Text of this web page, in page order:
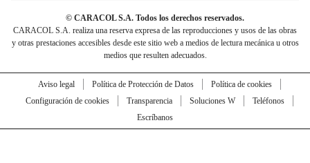
© CARACOL S.A. Todos los derechos reservados.
CARACOL S.A. realiza una reserva expresa de las reproducciones y usos de las obras
y otras prestaciones accesibles desde este sitio web a medios de lectura mecánica u otros
medios que resulten adecuados.
Aviso legal Política de Protección de Datos
Política de cookies
Configuración de cookies
Transparencia Soluciones W
Teléfonos
Escríbanos